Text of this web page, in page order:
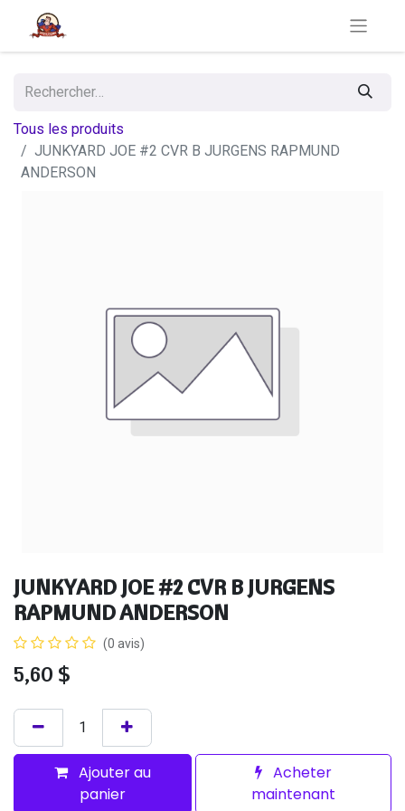
Tous les produits
JUNKYARD JOE #2 CVR B JURGENS RAPMUND
ANDERSON
JUNKYARD JOE #2 CVR B JURGENS
RAPMUND ANDERSON
(0 avis)
5,60 $
Ajouter au
panier
Acheter
maintenant